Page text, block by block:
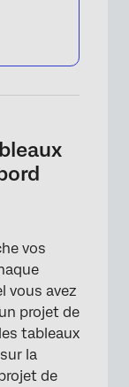
vos
vous avez
projet de
tableaux
la
de